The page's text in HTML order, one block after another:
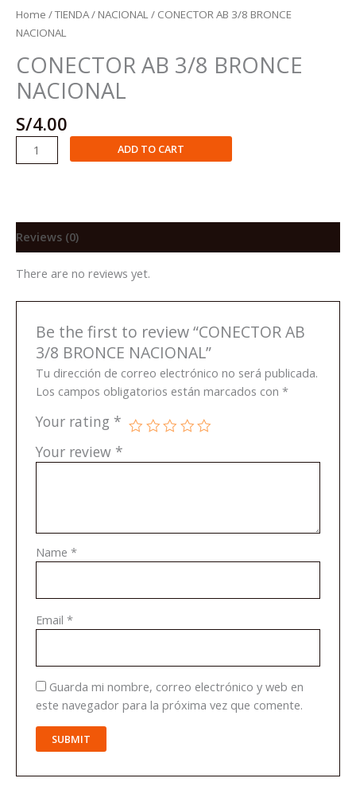
Home /TIENDA/ NACIONAL/ CONECTOR AB 3/8 BRONCE
NACIONAL
CONECTOR AB 3/8 BRONCE
NACIONAL
S/4.00
CONECTOR
AB
quantity
ADD TO CART
Reviews (0)
There are no reviews yet.
Be the first to review “CONECTOR AB
3/8 BRONCE NACIONAL”
Tu dirección de correo electrónico no será publicada.
Los campos obligatorios están marcados con*
Your rating *
Your review *
Name*
Email*
Guarda mi nombre, correo electrónico y web en
este navegador para la próxima vez que comente.